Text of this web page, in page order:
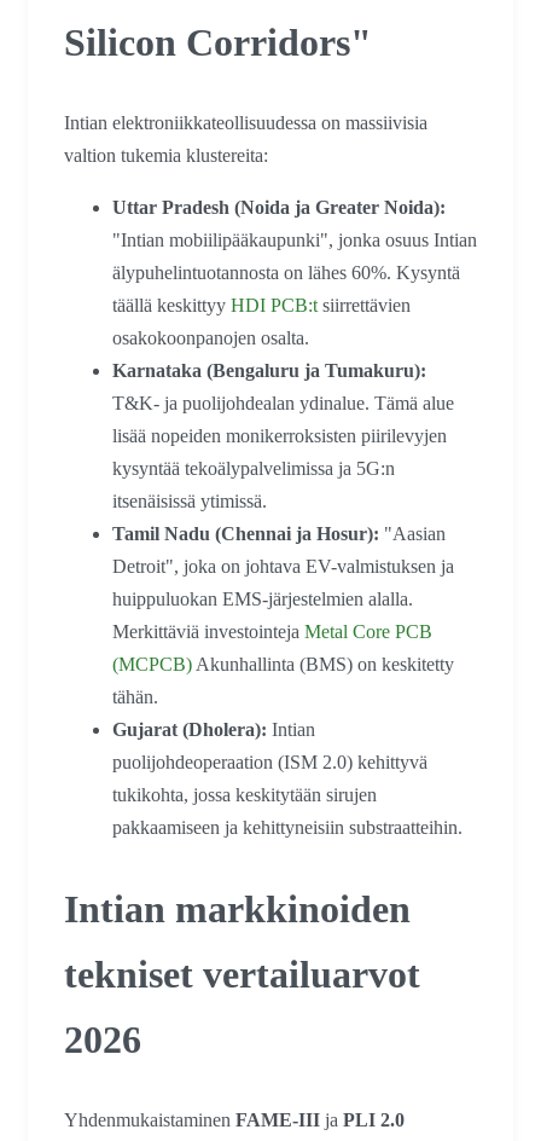
Silicon Corridors"
Intian elektroniikkateollisuudessa on massiivisia
valtion tukemia klustereita:
Uttar Pradesh (Noida ja Greater Noida):
"Intian mobiilipääkaupunki", jonka osuus Intian
älypuhelintuotannosta on lähes 60%. Kysyntä
täällä keskittyy HDI PCB:t siirrettävien
osakokoonpanojen osalta.
Karnataka (Bengaluru ja Tumakuru):
T&K- ja puolijohdealan ydinalue. Tämä alue
lisää nopeiden monikerroksisten piirilevyjen
kysyntää tekoälypalvelimissa ja 5G:n
itsenäisissä ytimissä.
Tamil Nadu (Chennai ja Hosur): "Aasian
Detroit", joka on johtava EV-valmistuksen ja
huippuluokan EMS-järjestelmien alalla.
Merkittäviä investointeja Metal Core PCB
(MCPCB) Akunhallinta (BMS) on keskitetty
tähän.
Gujarat (Dholera): Intian
puolijohdeoperaation (ISM 2.0) kehittyvä
tukikohta, jossa keskitytään sirujen
pakkaamiseen ja kehittyneisiin substraatteihin.
Intian markkinoiden
tekniset vertailuarvot
2026
Yhdenmukaistaminen FAME-III ja PLI 2.0